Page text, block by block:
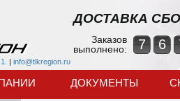
| info@tlkregion.ru
ДОСТАВКА
Заказов
выполнено:
7 6
ДОКУМЕНТЫ